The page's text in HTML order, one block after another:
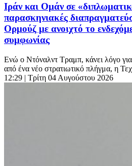
Ιράν και Ομάν σε
παρασκηνιακές
Ορμούζ με ανοιχτό το
συμφωνίας
Ενώ ο Ντόναλντ Τραμπ, κάνει λόγο για
από ένα νέο στρατιωτικό πλήγμα, η
12:29 | Τρίτη 04 Αυγούστου 2026